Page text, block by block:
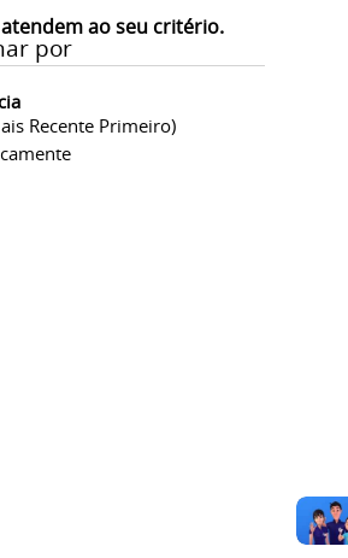
ao seu critério.
por
Recente Primeiro)